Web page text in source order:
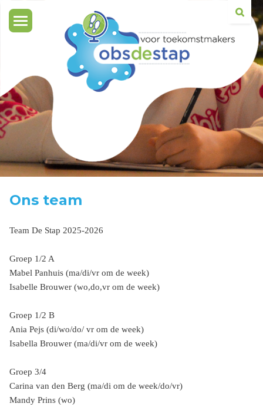
Toggle
Ons team
Team De Stap 2025-2026
Groep 1/2 A
Mabel Panhuis (ma/di/vr om de week)
Isabelle Brouwer (wo,do,vr om de week)
Groep 1/2 B
Ania Pejs (di/wo/do/ vr om de week)
Isabella Brouwer (ma/di/vr om de week)
Groep 3/4
Carina van den Berg (ma/di om de week/do/vr)
Mandy Prins (wo)